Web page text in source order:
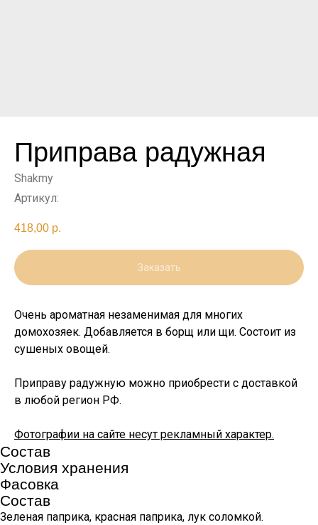
Приправа радужная
Shakmy
Артикул:
418,00 р.
Заказать
Очень ароматная незаменимая для многих
домохозяек. Добавляется в борщ или щи. Состоит из
сушеных овощей.
Приправу радужную можно приобрести с доставкой
в любой регион РФ.
Фотографии на сайте несут рекламный характер.
Состав
Условия хранения
Фасовка
Состав
Зеленая паприка, красная паприка, лук соломкой.